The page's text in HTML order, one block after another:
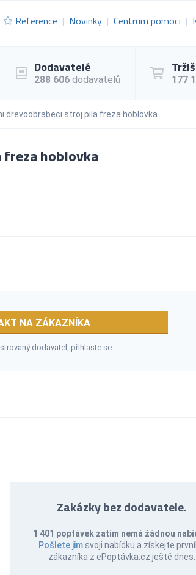
Reference Novinky Centrum pomoci
Dodavatelé
288 606 dodavatelů 177
drevoobrabeci stroj pila freza hoblovka
hoblovka
NA ZÁKAZNÍKA
dodavatel, přihlaste se.
Zakázky bez dodavatele.
1 401 poptávek zatím nemá žádnou
Pošlete jim svoji nabídku a získejte
zákazníka z ePoptávka.cz ještě dnes.